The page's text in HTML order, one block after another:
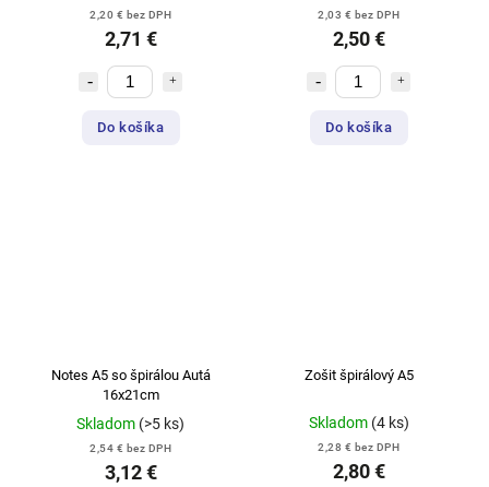
2,20 € bez DPH
2,71 €
Do košíka
2,03 € bez DPH
2,50 €
Do košíka
Notes A5 so špirálou Autá
16x21cm
Skladom (>5 ks)
2,54 € bez DPH
3,12 €
Zošit špirálový A5
Skladom (4 ks)
2,28 € bez DPH
2,80 €